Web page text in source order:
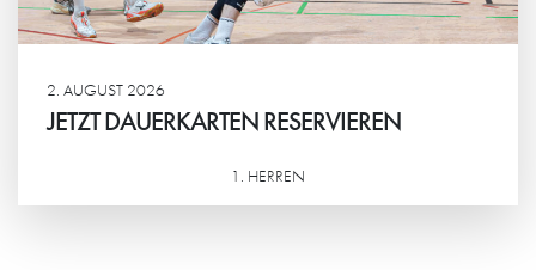
2. AUGUST 2026
JETZT DAUERKARTEN RESERVIEREN
1. HERREN